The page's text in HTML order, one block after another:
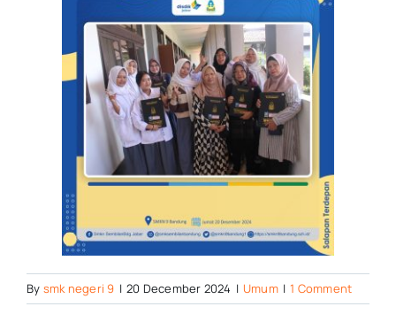
By smk negeri 9 | 20 December 2024 | Umum | 1 Comment